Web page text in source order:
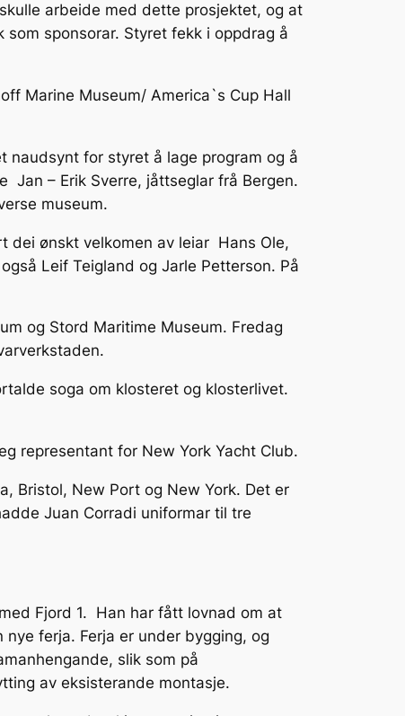
arbeide med dette prosjektet, og at
sponsorar. Styret fekk i oppdrag å
Marine Museum/ America`s Cup Hall
naudsynt for styret å lage program og å
Jan – Erik Sverre, jåttseglar frå Bergen.
museum.
dei ønskt velkomen av leiar Hans Ole,
Leif Teigland og Jarle Petterson. På
og Stord Maritime Museum. Fredag
soga om klosteret og klosterlivet.
representant for New York Yacht Club.
Bristol, New Port og New York. Det er
Juan Corradi uniformar til tre
Fjord 1. Han har fått lovnad om at
ferja. Ferja er under bygging, og
slik som på
av eksisterande montasje.